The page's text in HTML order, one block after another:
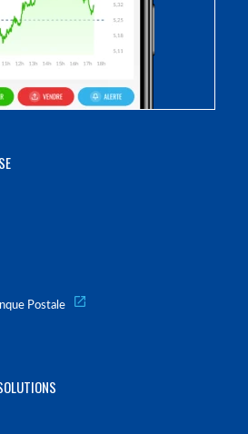
Postale